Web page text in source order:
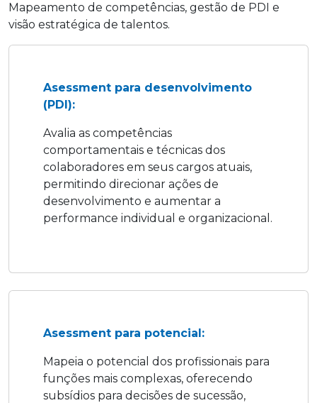
Mapeamento de competências, gestão de PDI e
visão estratégica de talentos.
Asessment para desenvolvimento
(PDI):
Avalia as competências
comportamentais e técnicas dos
colaboradores em seus cargos atuais,
permitindo direcionar ações de
desenvolvimento e aumentar a
performance individual e organizacional.
Asessment para potencial:
Mapeia o potencial dos profissionais para
funções mais complexas, oferecendo
subsídios para decisões de sucessão,